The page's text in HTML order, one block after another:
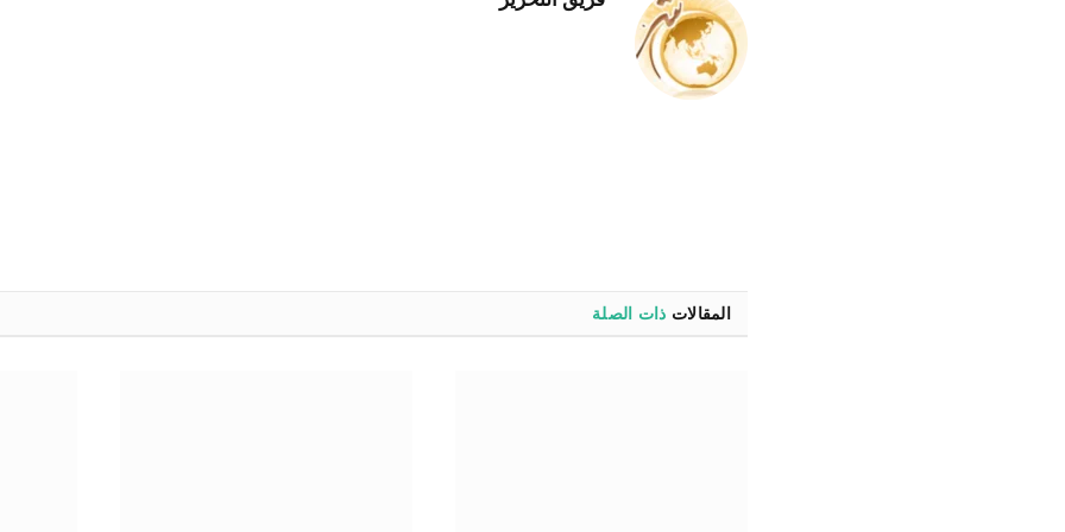
المقالات ذات الصلة